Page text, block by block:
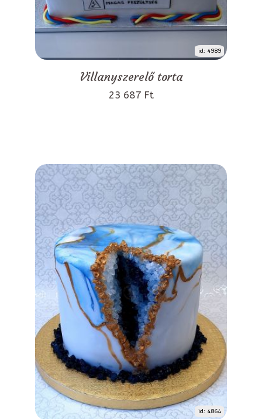
id: 4989
Villanyszerelő torta
23 687 Ft
id: 4864